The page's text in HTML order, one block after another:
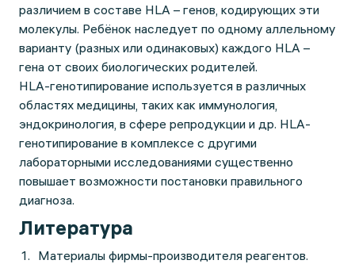
различием в составе HLA – генов, кодирующих эти
молекулы. Ребёнок наследует по одному аллельному
варианту (разных или одинаковых) каждого HLA –
гена от своих биологических родителей.
HLA-генотипирование используется в различных
областях медицины, таких как иммунология,
эндокринология, в сфере репродукции и др. HLA-
генотипирование в комплексе с другими
лабораторными исследованиями существенно
повышает возможности постановки правильного
диагноза.
Литература
Материалы фирмы-производителя реагентов.